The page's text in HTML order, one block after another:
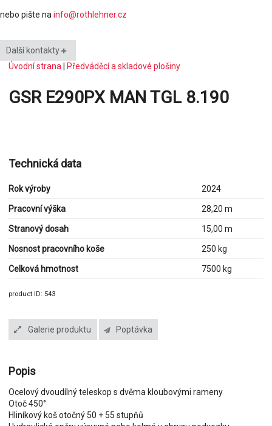
nebo pište na info@rothlehner.cz
Další kontakty
Úvodní strana
Předváděcí a skladové plošiny
GSR E290PX MAN TGL 8.190
Technická data
Rok výroby 2024
Pracovní výška 28,20 m
Stranový dosah 15,00 m
Nosnost pracovního koše 250 kg
Celková hmotnost 7500 kg
product ID: 543
Galerie produktu Poptávka
Popis
Ocelový dvoudílný teleskop s dvěma kloubovými rameny
Otoč 450°
Hliníkový koš otočný 50 + 55 stupňů